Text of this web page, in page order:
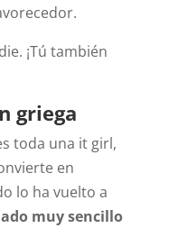
¡Tú también
griega
toda una it girl,
en
lo ha vuelto a
muy sencillo